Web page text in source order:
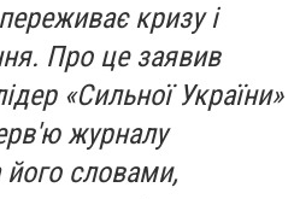
кризу і
Про це заявив
«Сильної України»
журналу
його словами,